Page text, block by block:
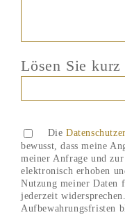
Lösen Sie
Die
bewusst, dass meine
meiner Anfrage und
elektronisch erhoben
Nutzung meiner Daten
jederzeit
Aufbewahrungsfristen